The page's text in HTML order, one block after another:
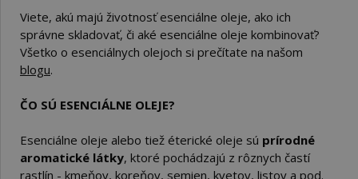
Viete, akú majú životnosť esenciálne oleje, ako ich
správne skladovať, či aké esenciálne oleje kombinovať?
Všetko o esenciálnych olejoch si prečítate na našom
blogu.
ČO SÚ ESENCIÁLNE OLEJE?
Esenciálne oleje alebo tiež éterické oleje sú prírodné
aromatické látky, ktoré pochádzajú z rôznych častí
rastlín - kmeňov, koreňov, semien, kvetov, listov a pod.